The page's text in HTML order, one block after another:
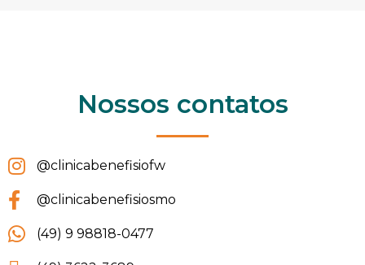
Nossos contatos
@clinicabenefisiofw
@clinicabenefisiosmo
(49) 9 98818-0477